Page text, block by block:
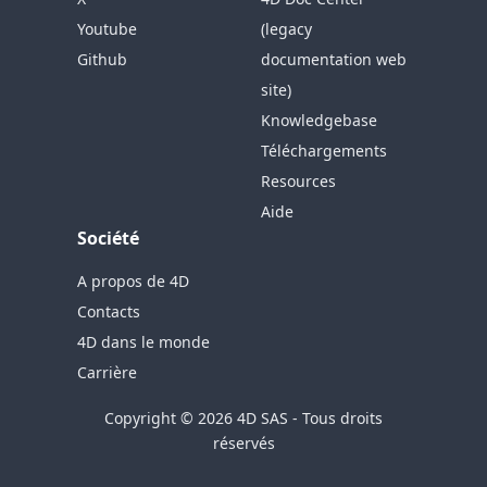
Youtube
Github
(legacy
documentation web
site)
Knowledgebase
Téléchargements
Resources
Aide
Société
A propos de 4D
Contacts
4D dans le monde
Carrière
Copyright © 2026 4D SAS - Tous droits
réservés